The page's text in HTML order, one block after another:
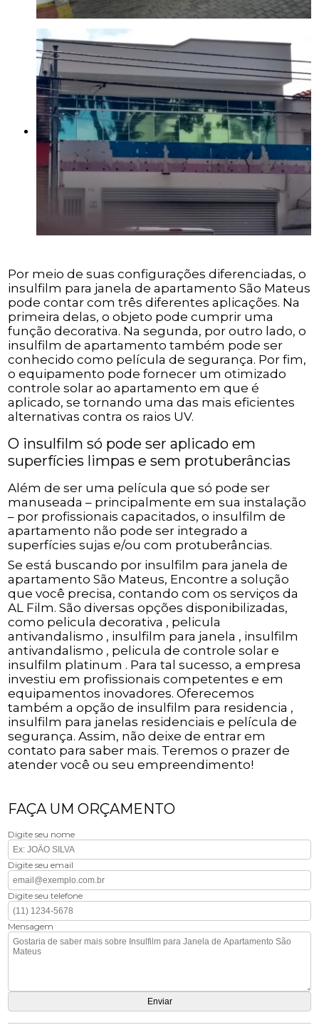
Por meio de suas configurações diferenciadas, o
insulfilm para janela de apartamento São Mateus
pode contar com três diferentes aplicações. Na
primeira delas, o objeto pode cumprir uma
função decorativa. Na segunda, por outro lado, o
insulfilm de apartamento também pode ser
conhecido como película de segurança. Por fim,
o equipamento pode fornecer um otimizado
controle solar ao apartamento em que é
aplicado, se tornando uma das mais eficientes
alternativas contra os raios UV.
O insulfilm só pode ser aplicado em
superfícies limpas e sem protuberâncias
Além de ser uma película que só pode ser
manuseada – principalmente em sua instalação
– por profissionais capacitados, o insulfilm de
apartamento não pode ser integrado a
superfícies sujas e/ou com protuberâncias.
Se está buscando por insulfilm para janela de
apartamento São Mateus, Encontre a solução
que você precisa, contando com os serviços da
AL Film. São diversas opções disponibilizadas,
como pelicula decorativa , pelicula
antivandalismo , insulfilm para janela , insulfilm
antivandalismo , pelicula de controle solar e
insulfilm platinum . Para tal sucesso, a empresa
investiu em profissionais competentes e em
equipamentos inovadores. Oferecemos
também a opção de insulfilm para residencia ,
insulfilm para janelas residenciais e película de
segurança. Assim, não deixe de entrar em
contato para saber mais. Teremos o prazer de
atender você ou seu empreendimento!
FAÇA UM ORÇAMENTO
Digite seu nome
Digite seu email
Digite seu telefone
Mensagem